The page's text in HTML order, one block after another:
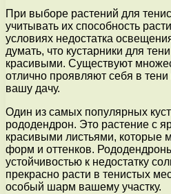
При выборе растений для
учитывать их способность
условиях недостатка
думать, что кустарники для
красивыми. Существуют
отлично проявляют себя в
вашу дачу.
Один из самых популярных
рододендрон. Это растение с
красивыми листьями, которые
форм и оттенков.
устойчивостью к недостатку
прекрасно расти в тенистых
особый шарм вашему участку.